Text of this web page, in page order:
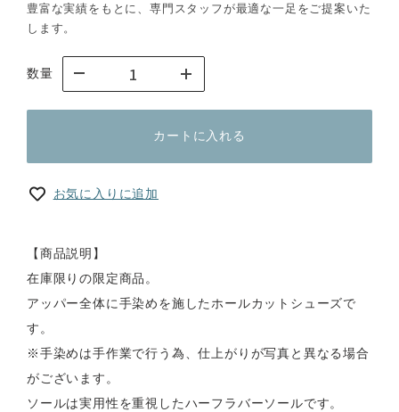
豊富な実績をもとに、専門スタッフが最適な一足をご提案いた
します。
数量
カートに入れる
お気に入りに追加
【商品説明】
在庫限りの限定商品。
アッパー全体に手染めを施したホールカットシューズで
す。
※手染めは手作業で行う為、仕上がりが写真と異なる場合
がございます。
ソールは実用性を重視したハーフラバーソールです。